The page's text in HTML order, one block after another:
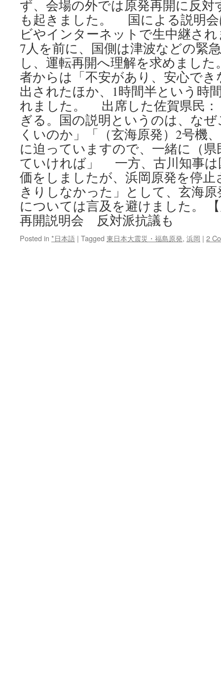
ず、会場の外では原発再開に反対
も起きました。 国による説明
ビやインターネットで生中継さ
7人を前に、国側は津波などの緊
し、運転再開へ理解を求めまし
者からは「不安があり、安心で
出されたほか、1時間半という時
れました。 出席した佐賀県民：
ぎる。国の説明というのは、な
くいのか」「（玄海原発）2号機
に迫っていますので、一緒に（
ていければ」 一方、古川知事は
価をしましたが、浜岡原発を停
きりしなかった」として、玄海
については言及を避けました。
再開説明会 反対派抗議も
Posted in *日本語 | Tagged 東日本大震災・福島原発, 浜岡 | 2